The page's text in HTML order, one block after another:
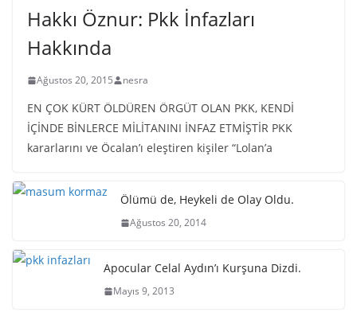
Hakkı Öznur: Pkk İnfazları
Hakkında
Ağustos 20, 2015 nesra
EN ÇOK KÜRT ÖLDÜREN ÖRGÜT OLAN PKK, KENDİ
İÇİNDE BİNLERCE MİLİTANINI İNFAZ ETMİŞTİR PKK
kararlarını ve Öcalan’ı eleştiren kişiler “Lolan’a
Ölümü de, Heykeli de Olay Oldu.
Ağustos 20, 2014
Apocular Celal Aydın’ı Kurşuna Dizdi.
Mayıs 9, 2013